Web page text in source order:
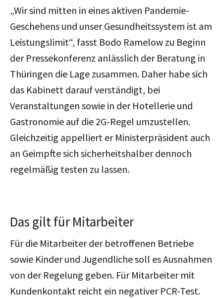
„Wir sind mitten in eines aktiven Pandemie-
Geschehens und unser Gesundheitssystem ist am
Leistungslimit“, fasst Bodo Ramelow zu Beginn
der Pressekonferenz anlässlich der Beratung in
Thüringen die Lage zusammen. Daher habe sich
das Kabinett darauf verständigt, bei
Veranstaltungen sowie in der Hotellerie und
Gastronomie auf die 2G-Regel umzustellen.
Gleichzeitig appelliert er Ministerpräsident auch
an Geimpfte sich sicherheitshalber dennoch
regelmäßig testen zu lassen.
Das gilt für Mitarbeiter
Für die Mitarbeiter der betroffenen Betriebe
sowie Kinder und Jugendliche soll es Ausnahmen
von der Regelung geben. Für Mitarbeiter mit
Kundenkontakt reicht ein negativer PCR-Test.